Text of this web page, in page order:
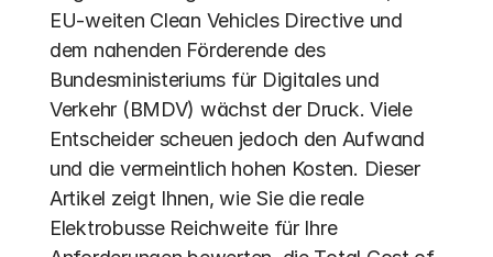
EU-weiten Clean Vehicles Directive und
dem nahenden Förderende des
Bundesministeriums für Digitales und
Verkehr (BMDV) wächst der Druck. Viele
Entscheider scheuen jedoch den Aufwand
und die vermeintlich hohen Kosten. Dieser
Artikel zeigt Ihnen, wie Sie die reale
Elektrobusse Reichweite für Ihre